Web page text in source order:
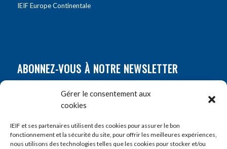
Gérer le consentement aux
cookies
IEIF et ses partenaires utilisent des cookies pour assurer le bon
fonctionnement et la sécurité du site, pour offrir les meilleures expériences,
nous utilisons des technologies telles que les cookies pour stocker et/ou
IEIF Europe Continentale
ABONNEZ-VOUS À NOTRE NEWSLETTER
Prénom*